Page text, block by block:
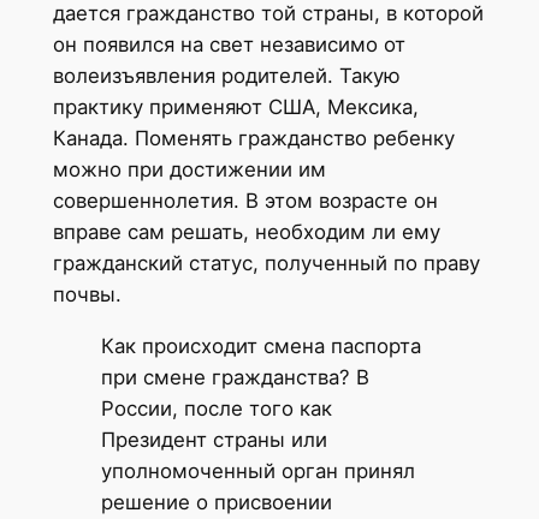
дается гражданство той страны, в которой
он появился на свет независимо от
волеизъявления родителей. Такую
практику применяют США, Мексика,
Канада. Поменять гражданство ребенку
можно при достижении им
совершеннолетия. В этом возрасте он
вправе сам решать, необходим ли ему
гражданский статус, полученный по праву
почвы.
Как происходит смена паспорта
при смене гражданства? В
России, после того как
Президент страны или
уполномоченный орган принял
решение о присвоении